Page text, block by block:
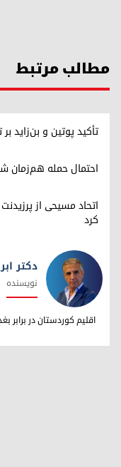
مطالب مرتبط
تأکید پوتین و بن‌زاید
احتمال حمله هم‌زمان
اتحاد مسیحی از
کرد
دکتر ابراهیم خالد
دکتر
نویسنده
اقلیم کوردستان در برابر